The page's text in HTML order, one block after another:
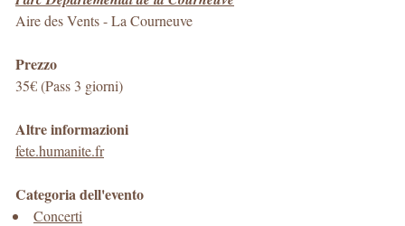
Aire des Vents-La Courneuve
Prezzo
35€ (Pass 3 giorni)
Altre informazioni
fete.humanite.fr
Categoria dell'evento
Concerti